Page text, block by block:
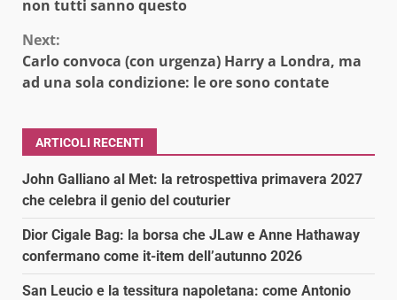
non tutti sanno questo
Next:
Carlo convoca (con urgenza) Harry a Londra, ma
ad una sola condizione: le ore sono contate
ARTICOLI RECENTI
John Galliano al Met: la retrospettiva primavera 2027
che celebra il genio del couturier
Dior Cigale Bag: la borsa che JLaw e Anne Hathaway
confermano come it-item dell’autunno 2026
San Leucio e la tessitura napoletana: come Antonio